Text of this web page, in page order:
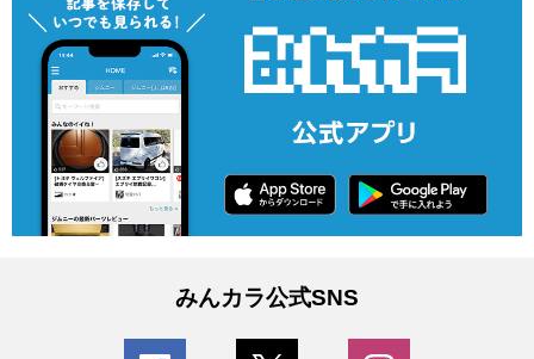
みんカラ公式SNS